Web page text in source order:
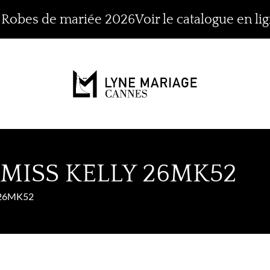
de mariée 2026Voir le catalogue en
KELLY 26MK52